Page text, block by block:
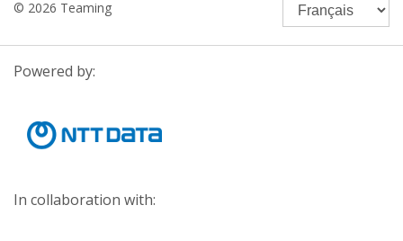
© 2026 Teaming
Powered by:
In collaboration with: